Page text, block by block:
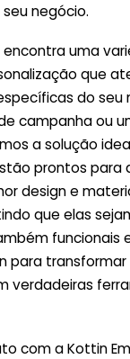
negócio.
encontra uma
que
do seu
campanha ou
a solução
prontos para
design e
que elas
funcionais
para transformar
verdadeiras
com a Kottin